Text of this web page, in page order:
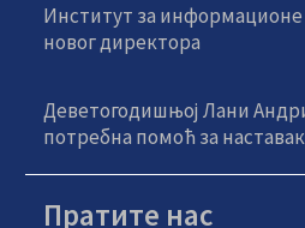
Институт за информационе
новог директора
Деветогодишњој Лани
потребна помоћ за
Пратите нас